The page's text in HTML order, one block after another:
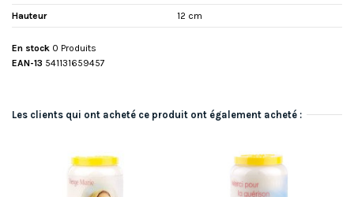
Hauteur 12 cm
En stock 0 Produits
EAN-13 541131659457
Les clients qui ont acheté ce produit ont également acheté :